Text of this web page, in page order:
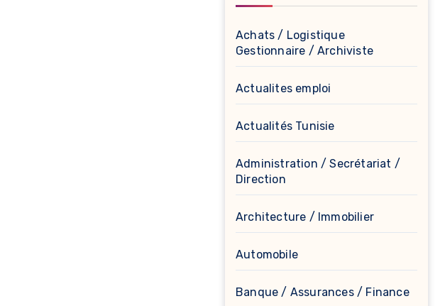
Achats / Logistique
Gestionnaire / Archiviste
Actualites emploi
Actualités Tunisie
Administration / Secrétariat /
Direction
Architecture / Immobilier
Automobile
Banque / Assurances / Finance